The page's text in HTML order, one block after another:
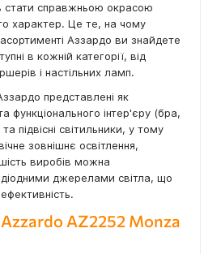
справжньою окрасою
характер. Це те, на чому
Аззардо ви знайдете
в кожній категорії, від
і настільних ламп.
представлені як
функціонального інтер'єру (бра,
підвісні світильники, у тому
зовнішнє освітлення,
виробів можна
джерелами світла, що
Azzardo AZ2252 Monza